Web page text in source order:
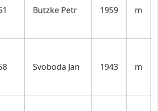
Butzke Petr 1959 m
Svoboda Jan 1943 m